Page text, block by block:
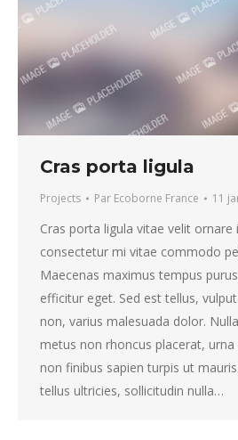
Cras porta ligula
Projects Par Ecoborne France 11
Cras porta ligula vitae velit ornare
consectetur mi vitae commodo
Maecenas maximus tempus
efficitur eget. Sed est tellus,
non, varius malesuada dolor.
metus non rhoncus placerat,
non finibus sapien turpis ut
tellus ultricies, sollicitudin nulla…